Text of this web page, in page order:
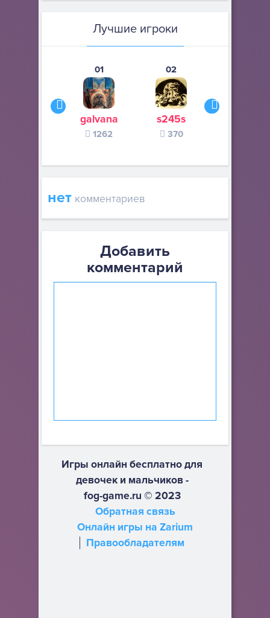
Лучшие игроки
01
galvana
1262
02
s245s
370
нет комментариев
Добавить
комментарий
Игры онлайн бесплатно для
девочек и мальчиков -
fog-game.ru © 2023
Обратная связь
Онлайн игры на Zarium
Правообладателям